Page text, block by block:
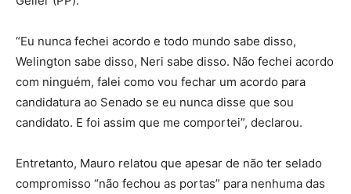
“Eu nunca fechei acordo e todo mundo sabe disso,
Welington sabe disso, Neri sabe disso. Não fechei acordo
com ninguém, falei como vou fechar um acordo para
candidatura ao Senado se eu nunca disse que sou
candidato. E foi assim que me comportei”, declarou.
Entretanto, Mauro relatou que apesar de não ter selado
compromisso “não fechou as portas” para nenhuma das